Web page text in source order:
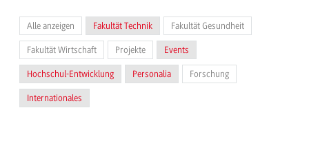
Alle anzeigen Fakultät Technik Fakultät Gesundheit
Fakultät Wirtschaft Projekte Events
Hochschul-Entwicklung Personalia Forschung
Internationales